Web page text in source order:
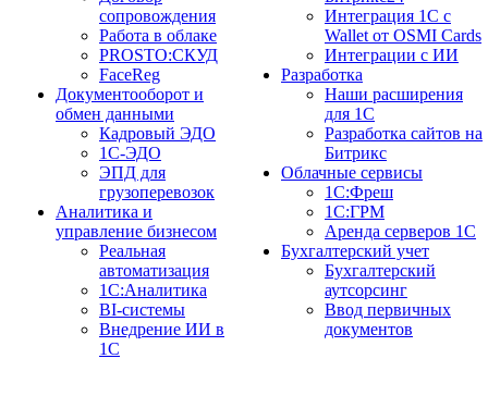
сопровождения
Работа в облаке
PROSTO:СКУД
FaceReg
Документооборот и
обмен данными
Кадровый ЭДО
1С-ЭДО
ЭПД для
грузоперевозок
Аналитика и
управление бизнесом
Реальная
автоматизация
1С:Аналитика
BI-системы
Внедрение ИИ в
1С
Интеграция 1С с
Wallet от OSMI Cards
Интеграции с ИИ
Разработка
Наши расширения
для 1С
Разработка сайтов на
Битрикс
Облачные сервисы
1С:Фреш
1С:ГРМ
Аренда серверов 1С
Бухгалтерский учет
Бухгалтерский
аутсорсинг
Ввод первичных
документов